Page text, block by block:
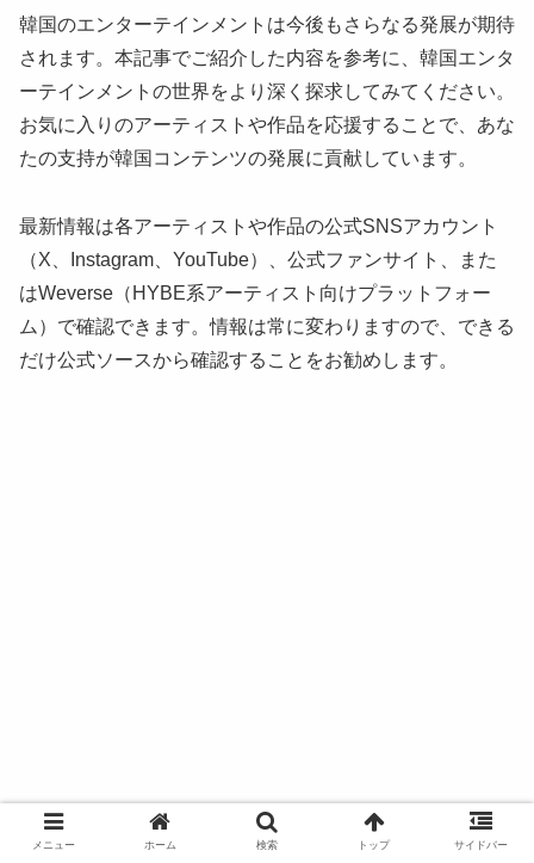
韓国のエンターテインメントは今後もさらなる発展が期待
されます。本記事でご紹介した内容を参考に、韓国エンタ
ーテインメントの世界をより深く探求してみてください。
お気に入りのアーティストや作品を応援することで、あな
たの支持が韓国コンテンツの発展に貢献しています。
最新情報は各アーティストや作品の公式SNSアカウント
（X、Instagram、YouTube）、公式ファンサイト、また
はWeverse（HYBE系アーティスト向けプラットフォー
ム）で確認できます。情報は常に変わりますので、できる
だけ公式ソースから確認することをお勧めします。
メニュー ホーム 検索 トップ サイドバー